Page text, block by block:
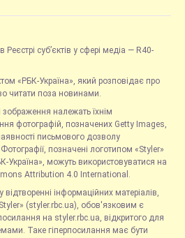
Реєстрі суб’єктів у сфері медіа — R40-
«РБК-Україна», який розповідає про
читати поза новинами.
зображення належать їхнім
фотографій, позначених Getty Images,
письмового дозволу
позначені логотипом «Styler»
Україна», можуть використовуватися на
Attribution 4.0 International.
інформаційних матеріалів,
(styler.rbc.ua), обов'язковим є
на styler.rbc.ua, відкритого для
Таке гіперпосилання має бути